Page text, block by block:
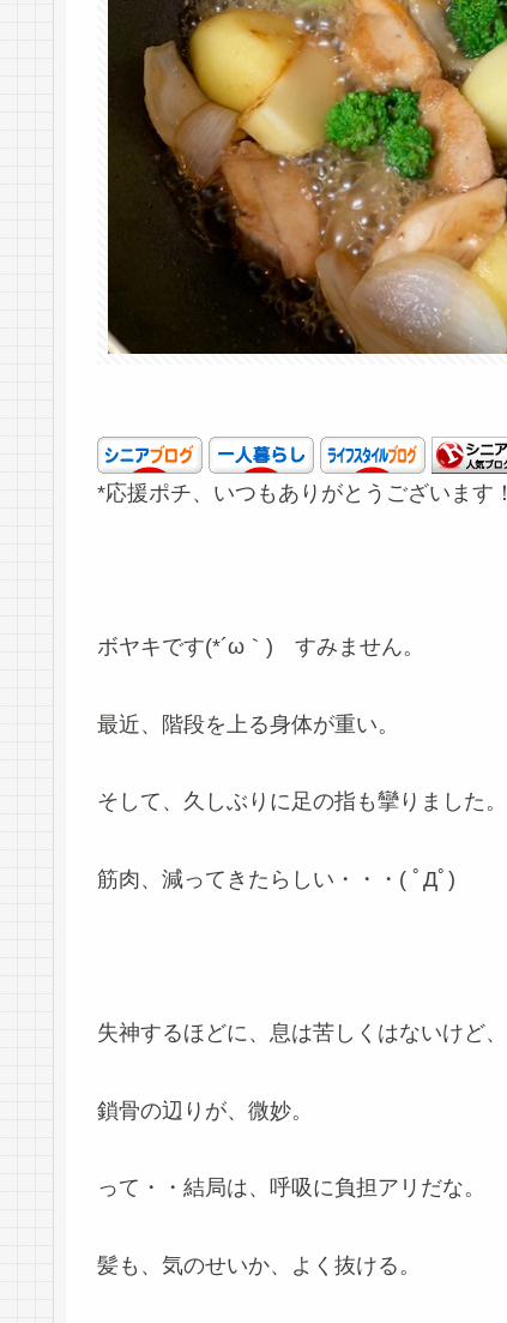
*応援ポチ、いつもありがとうございます！
ボヤキです(*´ω｀) すみません。
最近、階段を上る身体が重い。
そして、久しぶりに足の指も攣りました。
筋肉、減ってきたらしい・・・( ﾟДﾟ)
失神するほどに、息は苦しくはないけど、
鎖骨の辺りが、微妙。
って・・結局は、呼吸に負担アリだな。
髪も、気のせいか、よく抜ける。